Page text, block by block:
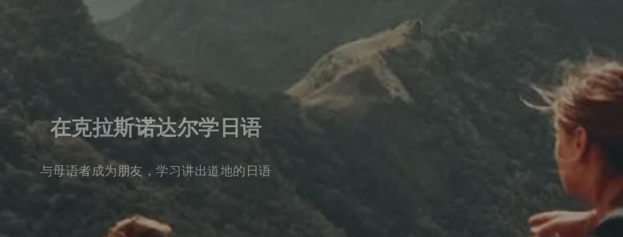
在克拉斯诺达尔学日语
与母语者成为朋友，学习讲出道地的日语